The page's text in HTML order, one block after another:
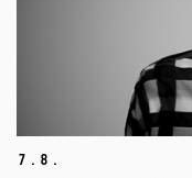
7. 8.